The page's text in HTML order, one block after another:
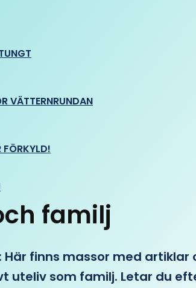
VÄTTERNRUNDAN
FÖRKYLD!
familj
Här finns massor med
uteliv som familj. Letar du